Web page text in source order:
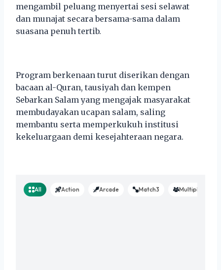
mengambil peluang menyertai sesi selawat
dan munajat secara bersama-sama dalam
suasana penuh tertib.
Program berkenaan turut diserikan dengan
bacaan al-Quran, tausiyah dan kempen
Sebarkan Salam yang mengajak masyarakat
membudayakan ucapan salam, saling
membantu serta memperkukuh institusi
kekeluargaan demi kesejahteraan negara.